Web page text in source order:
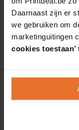
Daarnaast zijn er
we gebruiken om
marketinguitingen
cookies